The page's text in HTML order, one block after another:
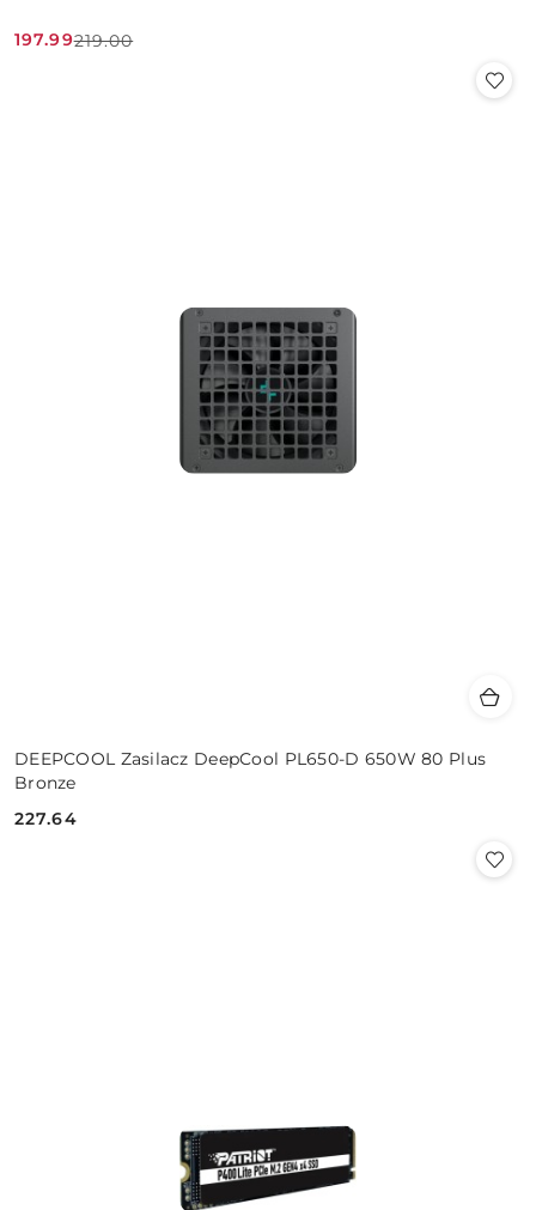
Cena
197.99
Cena
219.00
DEEPCOOL Zasilacz DeepCool PL650-D 650W 80 Plus
Bronze
Cena:
227.64